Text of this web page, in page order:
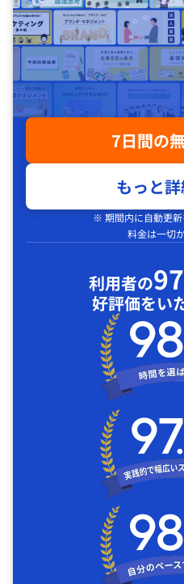
7日間の
もっと
※ 期間内に自動更
料金は一切
利用者の
好評価をい